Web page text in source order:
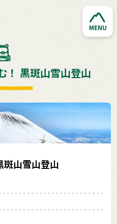
MENU
！ 黒斑山雪山登山
斑山雪山登山